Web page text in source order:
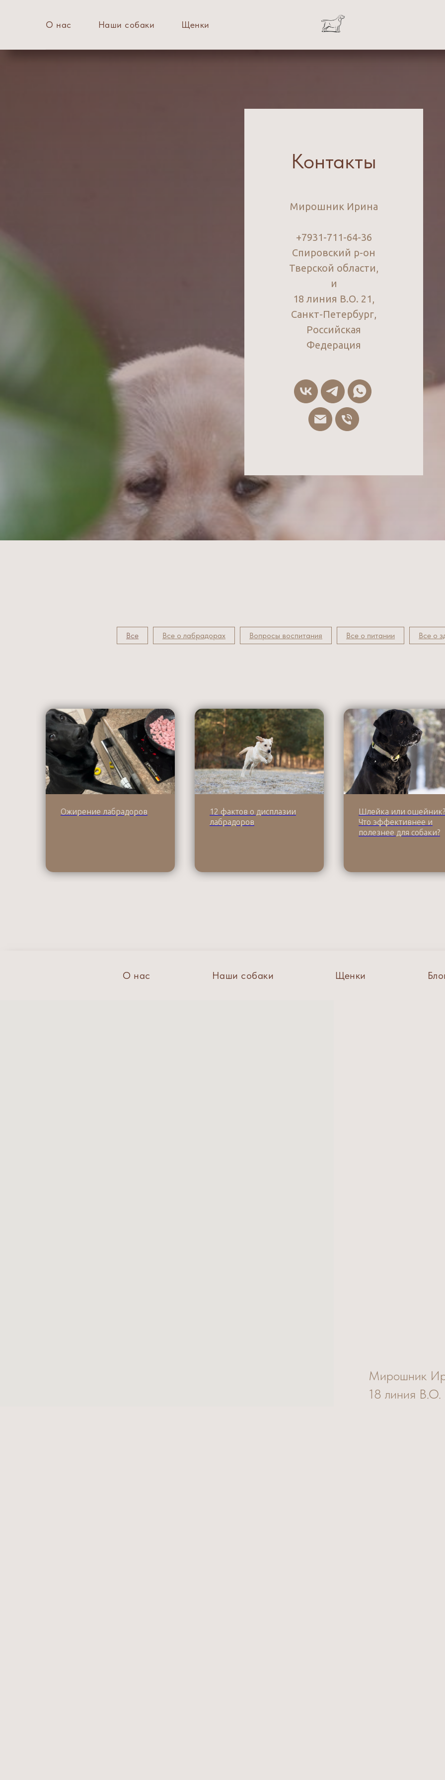
О нас Наши собаки Щенки
Контакты
Мирошник Ирина
+7931-711-64-36
Спировский р-он
Тверской области,
и
18 линия В.О. 21,
Санкт-Петербург,
Российская
Федерация
Все Все о лабрадорах Вопросы воспитания Все о питании Все о
Ожирение лабрадоров
12 фактов о дисплазии
лабрадоров
Шлейка или ошейник?
Что эффективнее и
полезнее для собаки?
О нас Наши собаки Щенки
Мирошник
18 линия В.О.